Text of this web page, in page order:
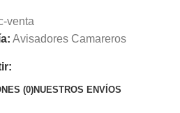
venta
Avisadores Camareros
(0)NUESTROS ENVÍOS